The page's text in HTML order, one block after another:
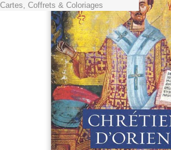
Cartes, Coffrets & Coloriages